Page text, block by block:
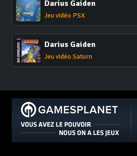
Darius Gaiden
Jeu vidéo PSX
Darius Gaiden
Jeu vidéo Saturn